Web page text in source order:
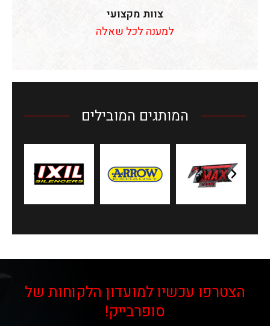
צוות מקצועי
למענה לכל שאלה
המותגים המובילים
הצטרפו עכשיו למועדון הלקוחות של
סופרבייק!